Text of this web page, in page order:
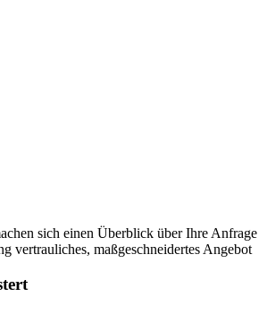
sich einen Überblick über Ihre Anfrage
vertrauliches, maßgeschneidertes Angebot